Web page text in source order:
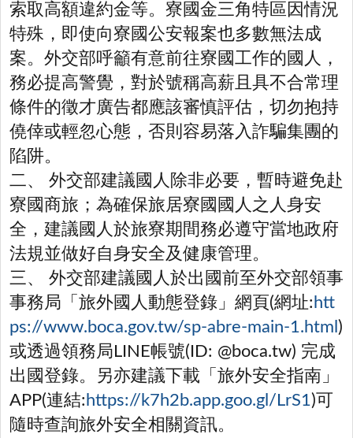
索取高額違約金等。寮國金三角特區因情況
特殊，即使向寮國公安報案也多數無法成
案。外交部呼籲有意前往寮國工作的國人，
務必提高警覺，對於號稱高薪且具不合常理
條件的徵才廣告都應該審慎評估，切勿抱持
僥倖或輕忽心態，否則容易落入詐騙集團的
陷阱。
二、 外交部建議國人除非必要，暫時避免赴
寮國商旅；為確保旅居寮國國人之人身安
全，建議國人於旅寮期間務必遵守當地政府
法規並做好自身安全及健康管理。
三、 外交部建議國人於出國前至外交部領事
事務局「旅外國人動態登錄」網頁(網址: htt
ps://www.boca.gov.tw/sp-abre-main-1.html )
或透過領務局LINE帳號(ID: @boca.tw) 完成
出國登錄。另亦建議下載「旅外安全指南」
APP(連結: https://k7h2b.app.goo.gl/LrS1)可
隨時查詢旅外安全相關資訊。